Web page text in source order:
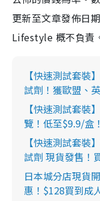
更新至文章發佈日
Lifestyle 概不負責
【快速測試套裝
試劑！獲歐盟、
【快速測試套裝
覽！低至$9.9/盒
【快速測試套裝
試劑 現貨發售！
日本城分店現貨
惠！$128買到成